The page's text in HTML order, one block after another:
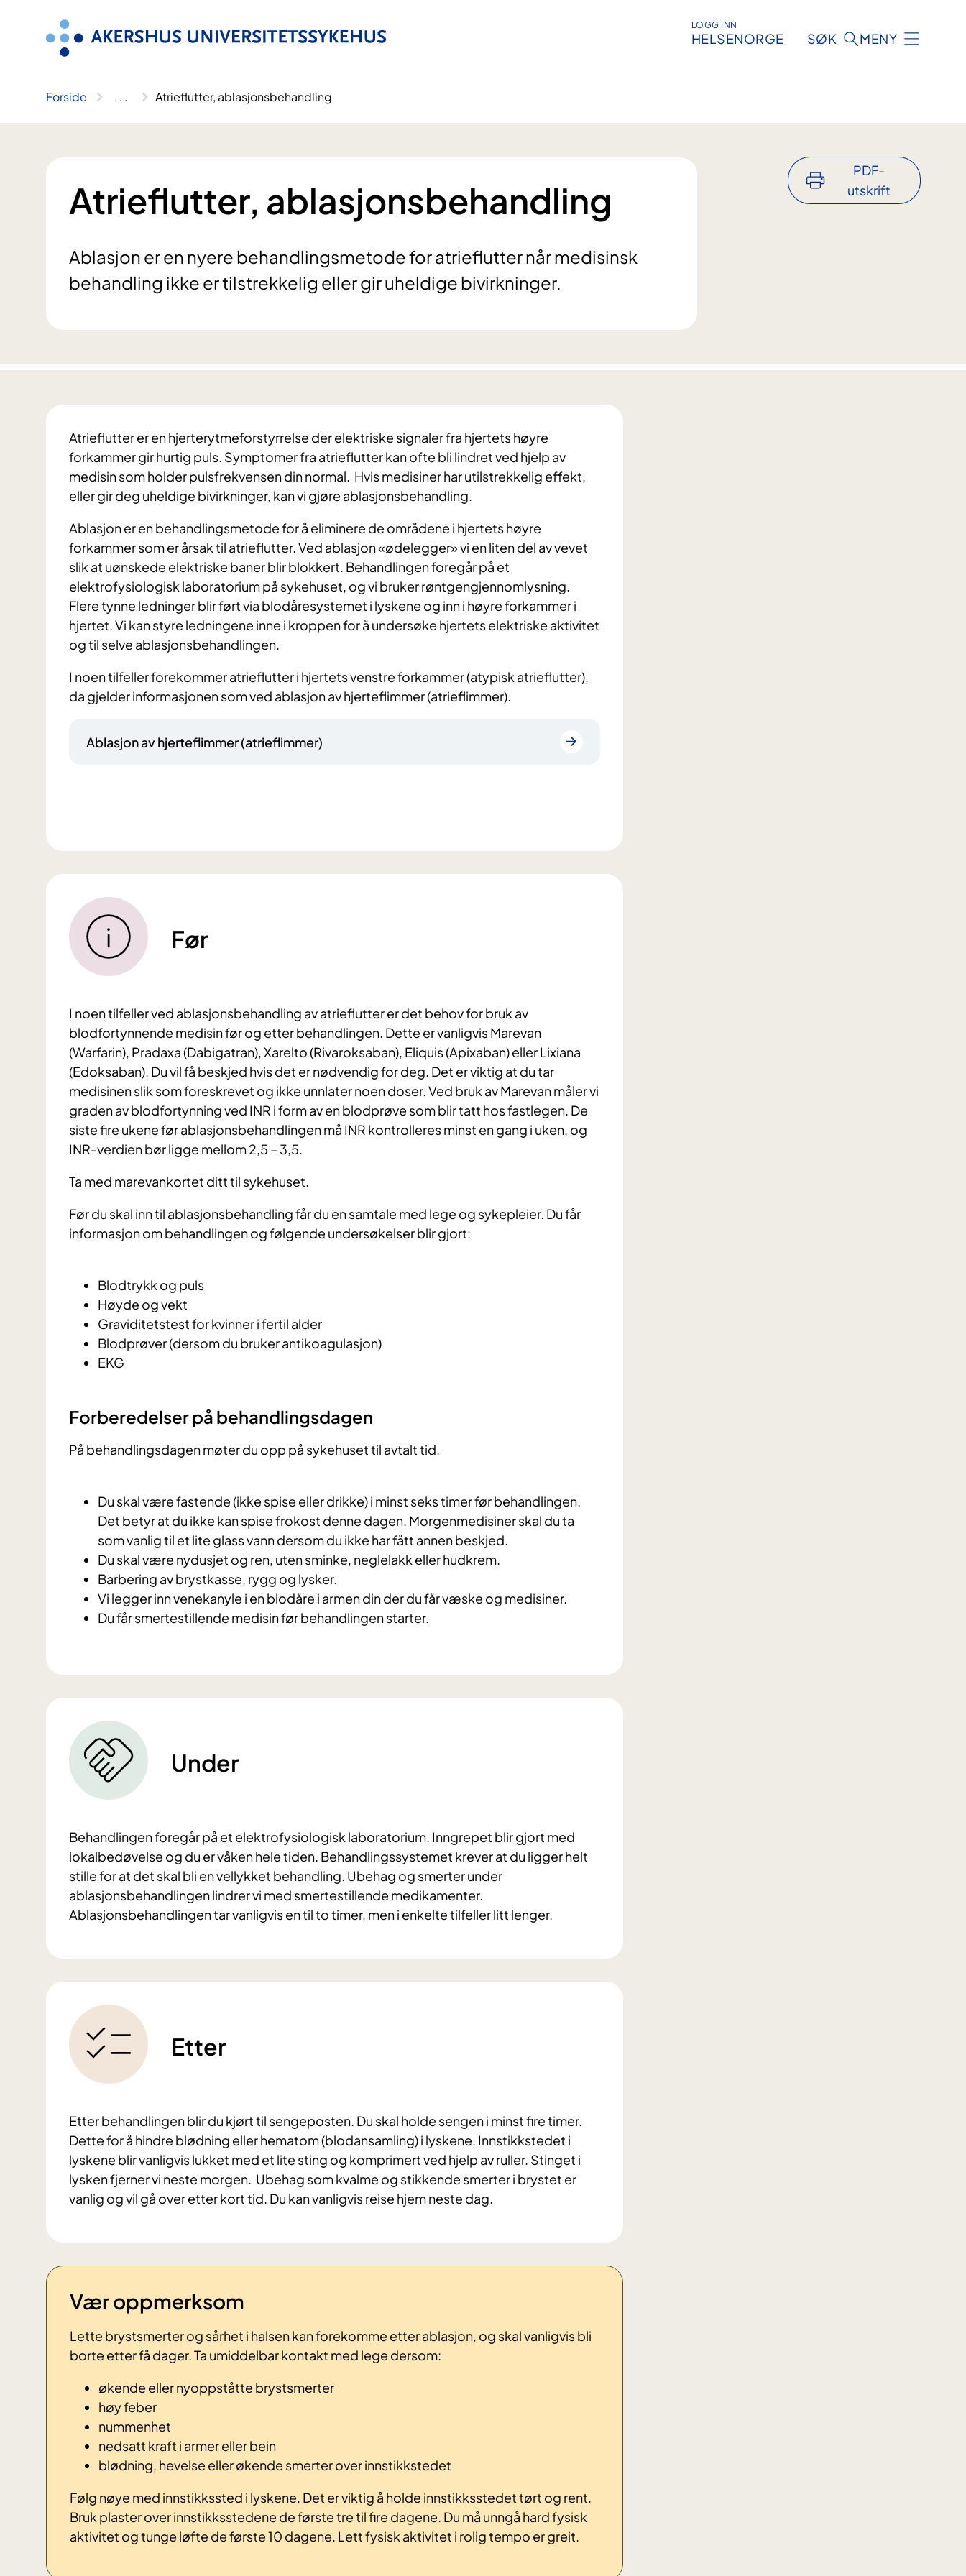
LOGG INN
HELSENORGE SØK MENY
Forside .. . Atrieflutter, ablasjonsbehandling
Atrieflutter, ablasjonsbehandling
Ablasjon er en nyere behandlingsmetode for atrieflutter når medisinsk
behandling ikke er tilstrekkelig eller gir uheldige bivirkninger.
PDF-
utskrift
Atrieflutter er en hjerterytmeforstyrrelse der elektriske signaler fra hjertets høyre
forkammer gir hurtig puls. Symptomer fra atrieflutter kan ofte bli lindret ved hjelp av
medisin som holder pulsfrekvensen din normal. Hvis medisiner har utilstrekkelig effekt,
eller gir deg uheldige bivirkninger, kan vi gjøre ablasjonsbehandling.
Ablasjon er en behandlingsmetode for å eliminere de områdene i hjertets høyre
forkammer som er årsak til atrieflutter. Ved ablasjon «ødelegger» vi en liten del av vevet
slik at uønskede elektriske baner blir blokkert. Behandlingen foregår på et
elektrofysiologisk laboratorium på sykehuset, og vi bruker røntgengjennomlysning.
Flere tynne ledninger blir ført via blodåresystemet i lyskene og inn i høyre forkammer i
hjertet. Vi kan styre ledningene inne i kroppen for å undersøke hjertets elektriske aktivitet
og til selve ablasjonsbehandlingen.
I noen tilfeller forekommer atrieflutter i hjertets venstre forkammer (atypisk atrieflutter),
da gjelder informasjonen som ved ablasjon av hjerteflimmer (atrieflimmer).
Ablasjon av hjerteflimmer (atrieflimmer)
Før
I noen tilfeller ved ablasjonsbehandling av atrieflutter er det behov for bruk av
blodfortynnende medisin før og etter behandlingen. Dette er vanligvis Marevan
(Warfarin), Pradaxa (Dabigatran), Xarelto (Rivaroksaban), Eliquis (Apixaban) eller Lixiana
(Edoksaban). Du vil få beskjed hvis det er nødvendig for deg. Det er viktig at du tar
medisinen slik som foreskrevet og ikke unnlater noen doser. Ved bruk av Marevan måler vi
graden av blodfortynning ved INR i form av en blodprøve som blir tatt hos fastlegen. De
siste fire ukene før ablasjonsbehandlingen må INR kontrolleres minst en gang i uken, og
INR-verdien bør ligge mellom 2,5 – 3,5.
Ta med marevankortet ditt til sykehuset.
Før du skal inn til ablasjonsbehandling får du en samtale med lege og sykepleier. Du får
informasjon om behandlingen og følgende undersøkelser blir gjort:
Blodtrykk og puls
Høyde og vekt
Graviditetstest for kvinner i fertil alder
Blodprøver (dersom du bruker antikoagulasjon)
EKG
Forberedelser på behandlingsdagen
På behandlingsdagen møter du opp på sykehuset til avtalt tid.
Du skal være fastende (ikke spise eller drikke) i minst seks timer før behandlingen.
Det betyr at du ikke kan spise frokost denne dagen. Morgenmedisiner skal du ta
som vanlig til et lite glass vann dersom du ikke har fått annen beskjed.
Du skal være nydusjet og ren, uten sminke, neglelakk eller hudkrem.
Barbering av brystkasse, rygg og lysker.
Vi legger inn venekanyle i en blodåre i armen din der du får væske og medisiner.
Du får smertestillende medisin før behandlingen starter.
Under
Behandlingen foregår på et elektrofysiologisk laboratorium. Inngrepet blir gjort med
lokalbedøvelse og du er våken hele tiden. Behandlingssystemet krever at du ligger helt
stille for at det skal bli en vellykket behandling. Ubehag og smerter under
ablasjonsbehandlingen lindrer vi med smertestillende medikamenter.
Ablasjonsbehandlingen tar vanligvis en til to timer, men i enkelte tilfeller litt lenger.
Etter
Etter behandlingen blir du kjørt til sengeposten. Du skal holde sengen i minst fire timer.
Dette for å hindre blødning eller hematom (blodansamling) i lyskene. Innstikkstedet i
lyskene blir vanligvis lukket med et lite sting og komprimert ved hjelp av ruller. Stinget i
lysken fjerner vi neste morgen. Ubehag som kvalme og stikkende smerter i brystet er
vanlig og vil gå over etter kort tid. Du kan vanligvis reise hjem neste dag.
Vær oppmerksom
Lette brystsmerter og sårhet i halsen kan forekomme etter ablasjon, og skal vanligvis bli
borte etter få dager. Ta umiddelbar kontakt med lege dersom:
økende eller nyoppståtte brystsmerter
høy feber
nummenhet
nedsatt kraft i armer eller bein
blødning, hevelse eller økende smerter over innstikkstedet
Følg nøye med innstikkssted i lyskene. Det er viktig å holde innstikksstedet tørt og rent.
Bruk plaster over innstikksstedene de første tre til fire dagene. Du må unngå hard fysisk
aktivitet og tunge løfte de første 10 dagene. Lett fysisk aktivitet i rolig tempo er greit.